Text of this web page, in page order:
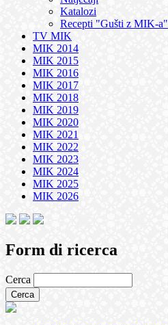
Katalozi
Recepti "Gušti z MIK-a"
TV MIK
MIK 2014
MIK 2015
MIK 2016
MIK 2017
MIK 2018
MIK 2019
MIK 2020
MIK 2021
MIK 2022
MIK 2023
MIK 2024
MIK 2025
MIK 2026
Form di ricerca
Cerca